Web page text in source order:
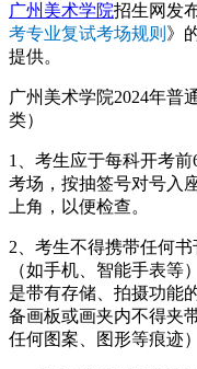
广州美术学院招生网发
考专业复试考场规则 》
提供。
广州美术学院2024年普
类）
1、考生应于每科开考
考场，按抽签号对号入
上角，以便检查。
2、考生不得携带任何
（如手机、智能手表等
是带有存储、拍摄功能
备画板或画夹内不得夹
任何图案、图形等痕迹